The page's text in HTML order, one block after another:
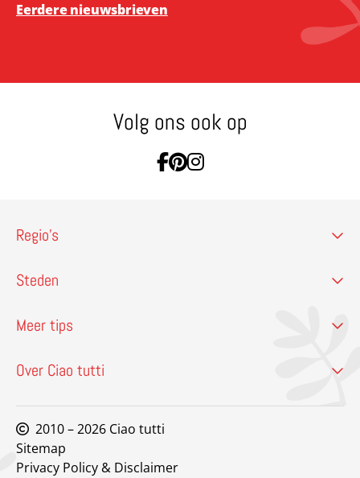
Eerdere nieuwsbrieven
Volg ons ook op
Ga naar Facebook
Ga naar Pinterest
Ga naar Instagram
Regio’s
Steden
Meer tips
Over Ciao tutti
2010 – 2026 Ciao tutti
Sitemap
Privacy Policy & Disclaimer